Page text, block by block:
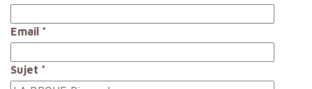
Email *
Sujet *